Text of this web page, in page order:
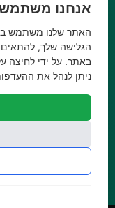
צרו קשר
073-779-6243
וואטסאפ
agricul.co.il
משלוחים:
אנחנו
הגלישה שלך,
באתר. על ידי לחיצה
ניתן לנהל את